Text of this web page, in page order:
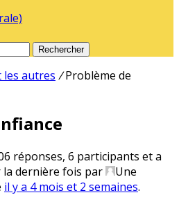
Rechercher
les autres / Problème de
réponses, 6 participants et a
dernière fois par
Une
il y a 4 mois et 2 semaines.